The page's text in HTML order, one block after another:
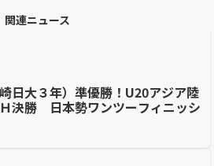
関連ニュース
日大３年）準優勝！U20アジア陸
決勝 日本勢ワンツーフィニッシ